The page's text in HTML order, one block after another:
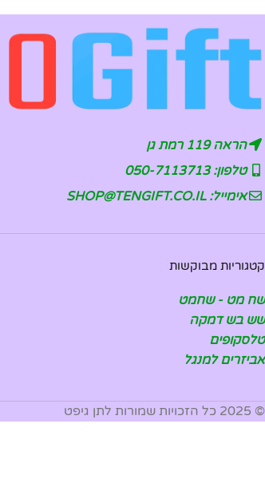
הראה 119 רמת גן
טלפון: 050-7113713
אימייל: SHOP@TENGIFT.CO.IL
קטגוריות מבוקשות
שח מט - שחמט
שש בש דמקה
טלסקופים
אביזרים למנגל
© 2025 כל הזכויות שמורות לתן גיפט